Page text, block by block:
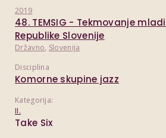
2019
48. TEMSIG - Tekmovanje
Republike Slovenije
Državno, Slovenija
Disciplina
Komorne skupine jazz
Kategorija:
II.
Take Six